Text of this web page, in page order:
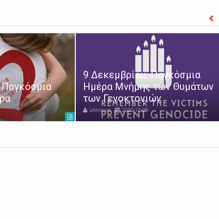
Παγκόσμια
9 Δεκεμβρίου: Παγκόσμια
Ημέρα Μνήμης των Θυμάτων
των Γενοκτονιών
Unknown 2020-12-09